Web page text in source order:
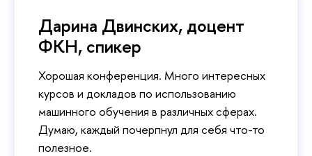
Дарина Двинских, доцент
ФКН, спикер
Хорошая конференция. Много интересных
курсов и докладов по использованию
машинного обучения в различных сферах.
Думаю, каждый почерпнул для себя что-то
полезное.